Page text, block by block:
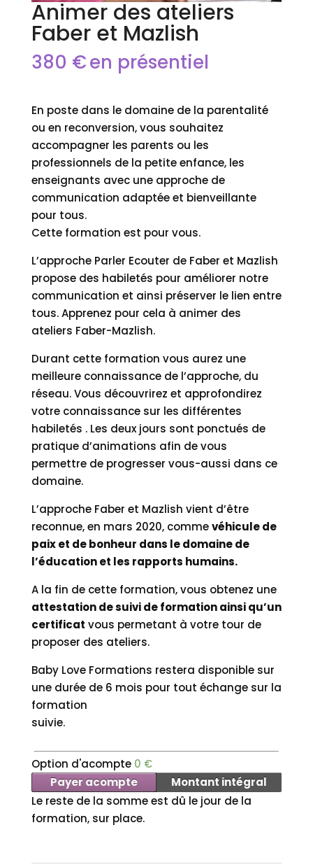
Animer des ateliers
Faber et Mazlish
380 €en présentiel
En poste dans le domaine de la parentalité
ou en reconversion, vous souhaitez
accompagner les parents ou les
professionnels de la petite enfance, les
enseignants avec une approche de
communication adaptée et bienveillante
pour tous.
Cette formation est pour vous.
L’approche Parler Ecouter de Faber et Mazlish
propose des habiletés pour améliorer notre
communication et ainsi préserver le lien entre
tous. Apprenez pour cela à animer des
ateliers Faber-Mazlish.
Durant cette formation vous aurez une
meilleure connaissance de l’approche, du
réseau. Vous découvrirez et approfondirez
votre connaissance sur les différentes
habiletés . Les deux jours sont ponctués de
pratique d’animations afin de vous
permettre de progresser vous-aussi dans ce
domaine.
L’approche Faber et Mazlish vient d’être
reconnue, en mars 2020, commevéhicule de
paix et de bonheur dans le domaine de
l’éducation et les rapports humains.
A la fin de cette formation, vous obtenez une
attestation de suivi de formation ainsi qu’un
certificat vous permetant à votre tour de
proposer des ateliers.
Baby Love Formations restera disponible sur
une durée de 6 mois pour tout échange sur la
formation
suivie.
Option d'acompte 0 €
Payer acompte
Montant intégral
Le reste de la somme est dû le jour de la
formation, sur place.